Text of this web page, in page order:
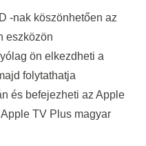
-nak köszönhetően az
eszközön
ön elkezdheti a
folytathatja
és befejezheti az Apple
Apple TV Plus magyar